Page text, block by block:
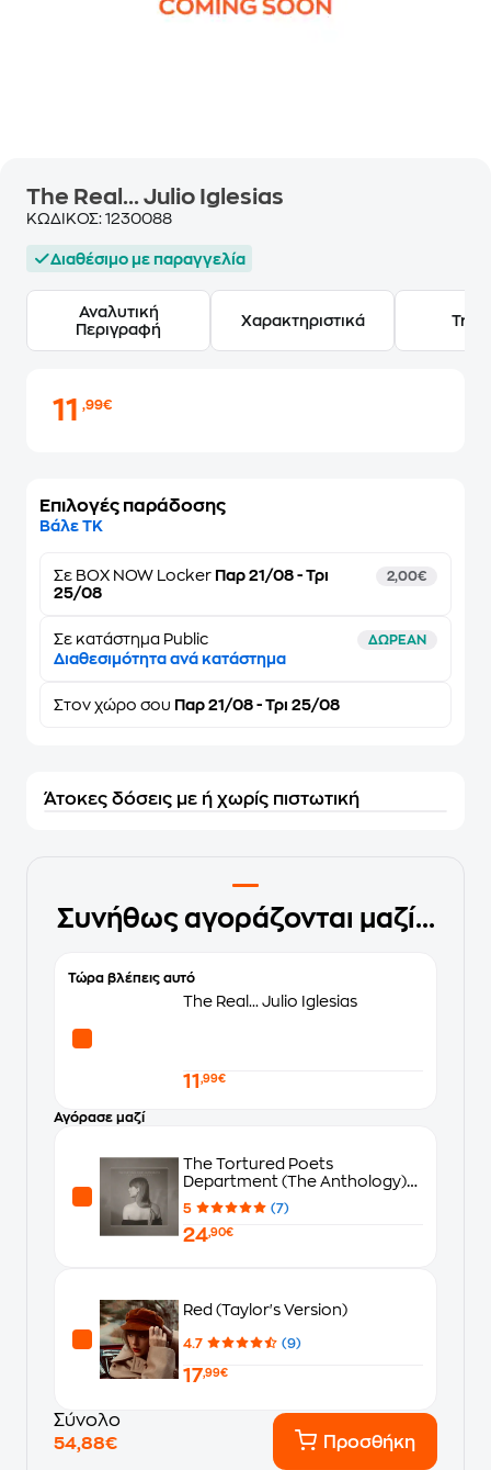
The Real... Julio Iglesias
ΚΩΔΙΚΟΣ: 1230088
Διαθέσιμο με παραγγελία
Αναλυτική
Περιγραφή
Χαρακτηριστικά
11,99€
Επιλογές παράδοσης
Βάλε ΤΚ
Σε BOX NOW Locker Παρ 21/08 - Τρι
25/08
2,00€
Σε κατάστημα Public ΔΩΡΕΑΝ
Διαθεσιμότητα ανά κατάστημα
Στον χώρο σου Παρ 21/08 - Τρι 25/08
Άτοκες δόσεις με ή χωρίς πιστωτική
Συνήθως αγοράζονται μαζί...
Τώρα βλέπεις αυτό
The Real... Julio Iglesias
11 ,99€
Αγόρασε μαζί
The Tortured Poets
Department (The Anthology)
(2CD)
5 (7)
24,90€
Red (Taylor's Version)
4.7 (9)
17,99€
Σύνολο
54,88€
Προσθήκη